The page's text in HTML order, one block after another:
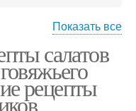
сердцем
Показать все
салатов
рецепты